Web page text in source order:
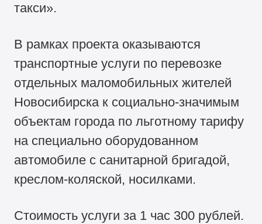
такси».
В рамках проекта оказываются
транспортные услуги по перевозке
отдельных маломобильных жителей
Новосибирска к социально-значимым
объектам города по льготному тарифу
на специально оборудованном
автомобиле с санитарной бригадой,
креслом-коляской, носилками.
Стоимость услуги за 1 час 300 рублей.